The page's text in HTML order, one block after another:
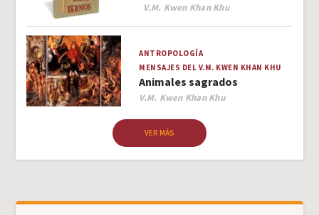
Author
V.M. Kwen Khan Khu
ANTROPOLOGÍA
MENSAJES DEL V.M. KWEN KHAN KHU
Animales sagrados
Author
V.M. Kwen Khan Khu
VER MÁS